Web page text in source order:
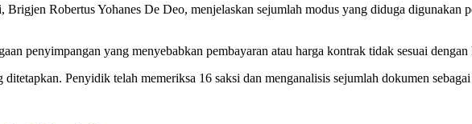
Robertus Yohanes De Deo, menjelaskan sejumlah modus yang diduga digunakan
penyimpangan yang menyebabkan pembayaran atau harga kontrak tidak sesuai
ditetapkan. Penyidik telah memeriksa 16 saksi dan menganalisis sejumlah dokumen